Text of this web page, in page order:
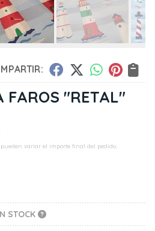
FAROS "RETAL"
pueden variar el importe final del pedido.
STOCK